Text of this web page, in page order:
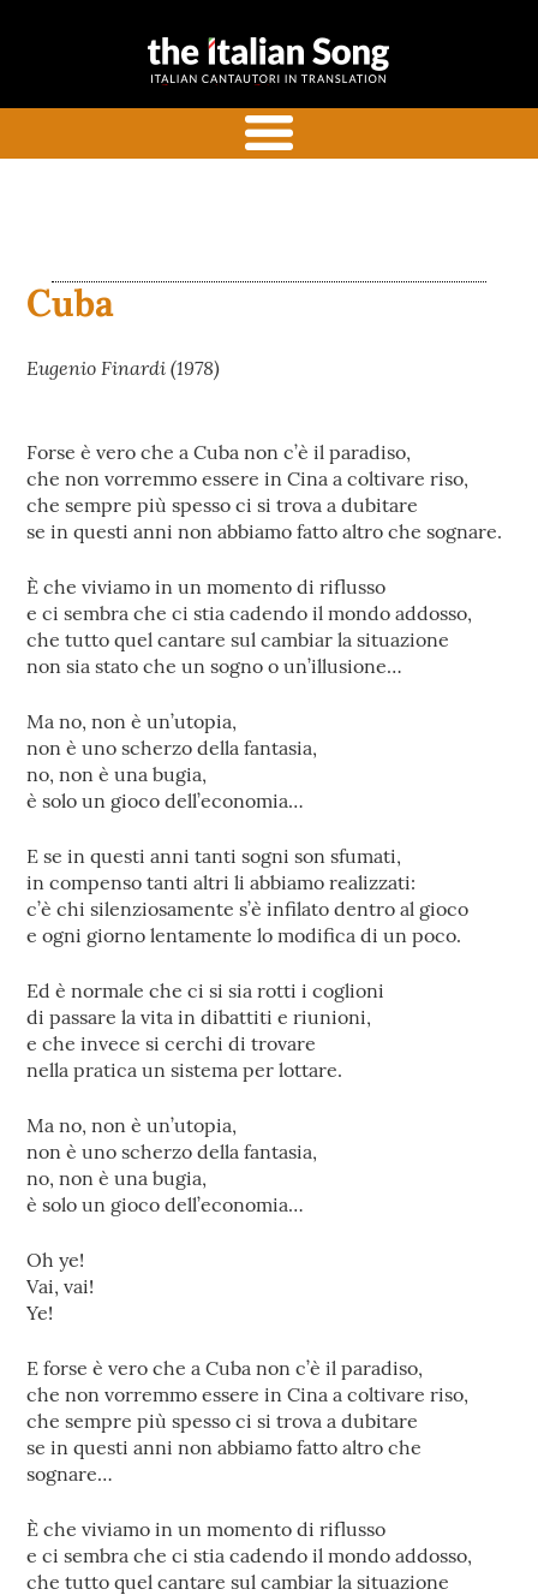
the italian
commentate in inglese
Cuba
Eugenio Finardi (1978)
Forse è vero che a Cuba non c’è il paradiso,
che non vorremmo essere in Cina a coltivare riso,
che sempre più spesso ci si trova a dubitare
se in questi anni non abbiamo fatto altro che sognare.
È che viviamo in un momento di riflusso
e ci sembra che ci stia cadendo il mondo addosso,
che tutto quel cantare sul cambiar la situazione
non sia stato che un sogno o un’illusione…
Ma no, non è un’utopia,
non è uno scherzo della fantasia,
no, non è una bugia,
è solo un gioco dell’economia…
E se in questi anni tanti sogni son sfumati,
in compenso tanti altri li abbiamo realizzati:
c’è chi silenziosamente s’è infilato dentro al gioco
e ogni giorno lentamente lo modifica di un poco.
Ed è normale che ci si sia rotti i coglioni
di passare la vita in dibattiti e riunioni,
e che invece si cerchi di trovare
nella pratica un sistema per lottare.
Ma no, non è un’utopia,
non è uno scherzo della fantasia,
no, non è una bugia,
è solo un gioco dell’economia…
Oh ye!
Vai, vai!
Ye!
E forse è vero che a Cuba non c’è il paradiso,
che non vorremmo essere in Cina a coltivare riso,
che sempre più spesso ci si trova a dubitare
se in questi anni non abbiamo fatto altro che
sognare…
È che viviamo in un momento di riflusso
e ci sembra che ci stia cadendo il mondo addosso,
che tutto quel cantare sul cambiar la situazione